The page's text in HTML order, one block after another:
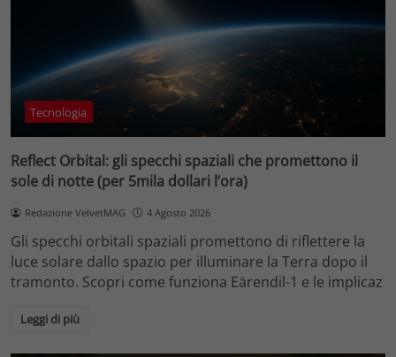
Tecnologia
Reflect Orbital: gli specchi spaziali che promettono il
sole di notte (per 5mila dollari l’ora)
Redazione VelvetMAG 4 Agosto 2026
Gli specchi orbitali spaziali promettono di riflettere la
luce solare dallo spazio per illuminare la Terra dopo il
tramonto. Scopri come funziona Eärendil-1 e le implicaz
Leggi di più